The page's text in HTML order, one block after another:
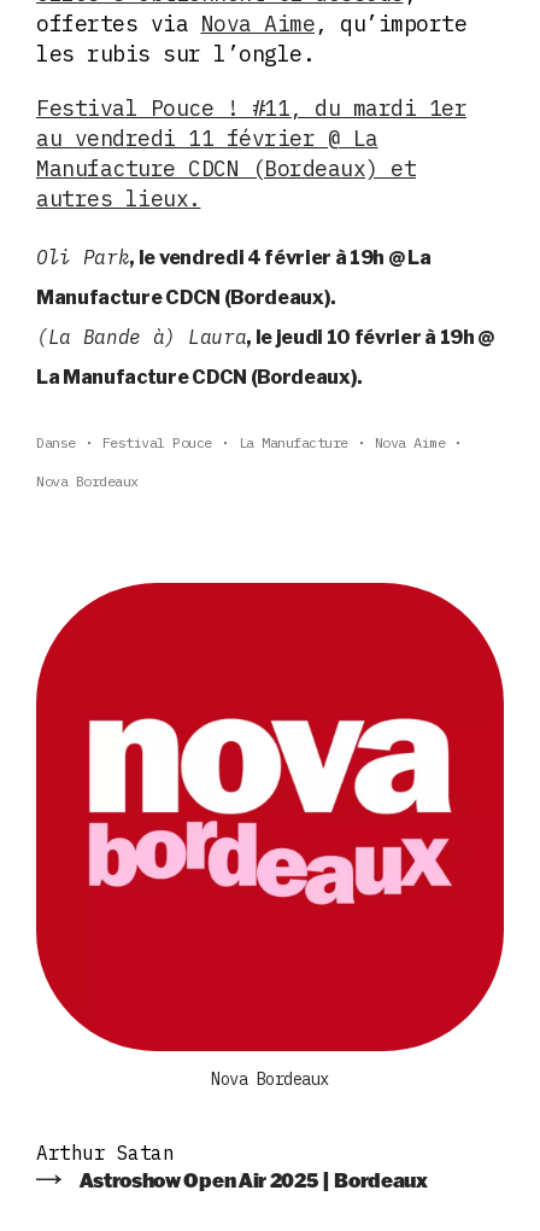
offertes via Nova Aime, qu’importe
les rubis sur l’ongle.
Festival Pouce ! #11, du mardi 1er
au vendredi 11 février @ La
Manufacture CDCN (Bordeaux) et
autres lieux.
Oli Park, le vendredi 4 février à 19h @ La
Manufacture CDCN (Bordeaux).
(La Bande à) Laura, le jeudi 10 février à 19h @
La Manufacture CDCN (Bordeaux).
Danse Festival Pouce La Manufacture Nova Aime
Nova Bordeaux
Nova Bordeaux
Arthur Satan
Astroshow Open Air 2025 | Bordeaux